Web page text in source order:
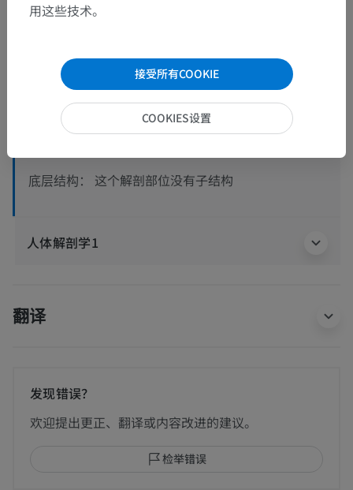
人体解剖学2
> 肌肉骨骼系统> 肌肉系统 肌肉系统颈部
底层结构： 这个解剖部位没有子结构
人体解剖学1
翻译
发现错误？
欢迎提出更正、翻译或内容改进的建议。
检举错误
用这些技术。
接受所有COOKIE
COOKIES设置